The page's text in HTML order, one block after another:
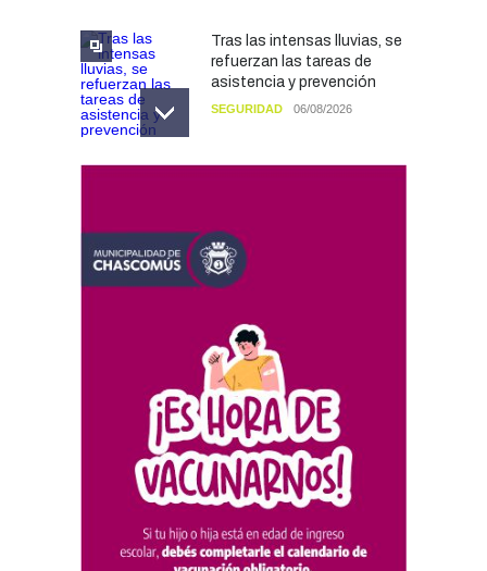
Tras las intensas lluvias, se
refuerzan las tareas de
asistencia y prevención
SEGURIDAD 06/08/2026
Tradición
CULTURA
fue recibido por Javier
Gastón tras su
convocatoria a la Selección
Argentina Juvenil de
Natación
DEPORTES 04/08/2026
dejaron una mejora en la
ocupación turística, aunque